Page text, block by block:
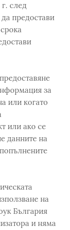
след
предостави
за
или когато
или ако се
данните на
на
България
и няма